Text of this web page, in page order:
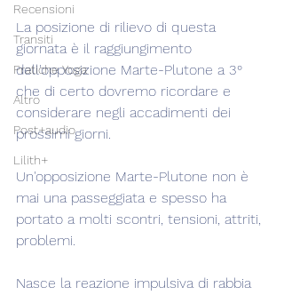
Recensioni
Transiti
Pratiche Yoga
Altro
Post+audio
Lilith+
La posizione di rilievo di questa
giornata è il raggiungimento
dell'opposizione Marte-Plutone a 3°
che di certo dovremo ricordare e
considerare negli accadimenti dei
prossimi giorni.
Un'opposizione Marte-Plutone non è
mai una passeggiata e spesso ha
portato a molti scontri, tensioni, attriti,
problemi.
Nasce la reazione impulsiva di rabbia